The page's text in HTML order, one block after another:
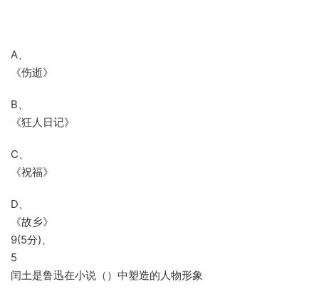
A、
《伤逝》
B、
《狂人日记》
C、
《祝福》
D、
《故乡》
9(5分)、
5
闰土是鲁迅在小说（）中塑造的人物形象